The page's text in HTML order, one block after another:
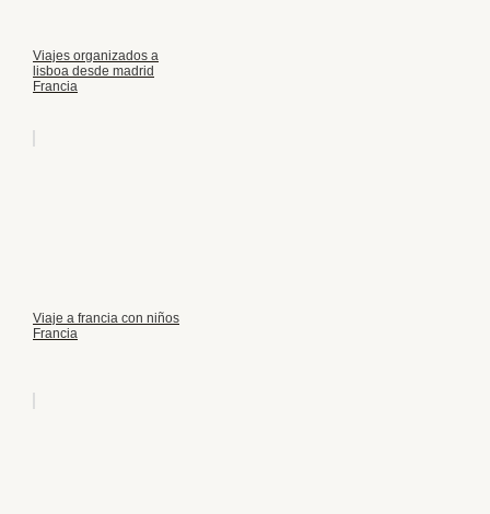
Viajes organizados a
lisboa desde madrid
Francia
Viaje a francia con niños
Francia